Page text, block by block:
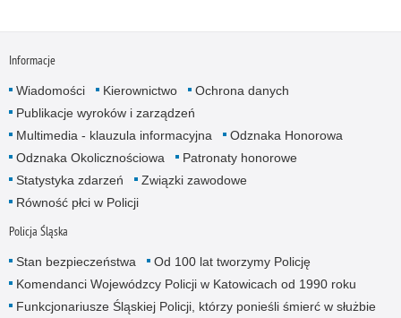
Informacje
Wiadomości Kierownictwo
Ochrona danych
Publikacje wyroków i zarządzeń
Multimedia - klauzula informacyjna
Odznaka Honorowa
Odznaka Okolicznościowa
Patronaty honorowe
Statystyka zdarzeń
Związki zawodowe
Równość płci w Policji
Policja Śląska
Stan bezpieczeństwa
Od 100 lat tworzymy Policję
Komendanci Wojewódzcy Policji w Katowicach od 1990 roku
Funkcjonariusze Śląskiej Policji, którzy ponieśli śmierć w służbie